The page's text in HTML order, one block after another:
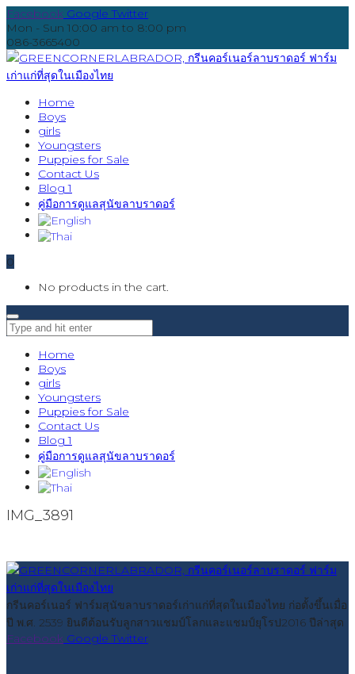
Facebook Google Twitter
Mon - Sun 10:00 am to 8:00 pm
086-3665400
Home
Boys
girls
Youngsters
Puppies for Sale
Contact Us
Blog 1
คู่มือการดูแลสุนัขลาบราดอร์
0
No products in the cart.
Home
Boys
girls
Youngsters
Puppies for Sale
Contact Us
Blog 1
คู่มือการดูแลสุนัขลาบราดอร์
IMG_3891
กรีนคอร์เนอร์ ฟาร์มสุนัขลาบราดอร์เก่าแก่ที่สุดในเมืองไทย ก่อตั้งขึ้นเมื่อ
ปี พ.ศ. 2539 ยินดีต้อนรับลูกสาวแชมป์โลกและแชมป์ยุโรป2016 ปีล่าสุด
Facebook Google Twitter